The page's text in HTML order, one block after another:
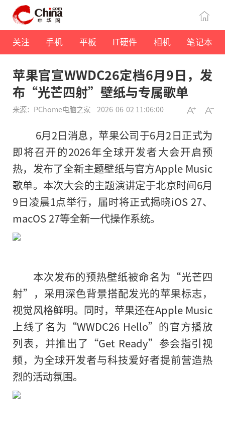
关注 手机 平板 IT硬件 相机 笔记本
苹果官宣WWDC26定档6月9日，发
布“光芒四射”壁纸与专属歌单
来源：PChome电脑之家 2026-06-02 11:06:00
6月2日消息，苹果公司于6月2日正式为
即将召开的2026年全球开发者大会开启预
热，发布了全新主题壁纸与官方Apple Music
歌单。本次大会的主题演讲定于北京时间6月
9日凌晨1点举行，届时将正式揭晓iOS 27、
macOS 27等全新一代操作系统。
本次发布的预热壁纸被命名为“光芒四
射”，采用深色背景搭配发光的苹果标志，
视觉风格鲜明。同时，苹果还在Apple Music
上线了名为“WWDC26 Hello”的官方播放
列表，并推出了“Get Ready”参会指引视
频，为全球开发者与科技爱好者提前营造热
烈的活动氛围。